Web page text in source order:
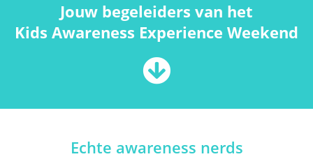
Jouw begeleiders van het
Kids Awareness Experience Weekend
Echte awareness nerds